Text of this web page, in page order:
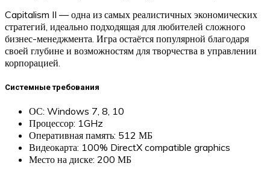
Capitalism II — одна из самых реалистичных экономических
стратегий, идеально подходящая для любителей сложного
бизнес-менеджмента. Игра остаётся популярной благодаря
своей глубине и возможностям для творчества в управлении
корпорацией.
Системные требования
ОС: Windows 7, 8, 10
Процессор: 1GHz
Оперативная память: 512 МБ
Видеокарта: 100% DirectX compatible graphics
Место на диске: 200 МБ